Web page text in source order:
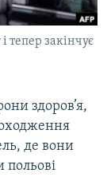
тепер закінчує
здоров’я,
де вони
польові